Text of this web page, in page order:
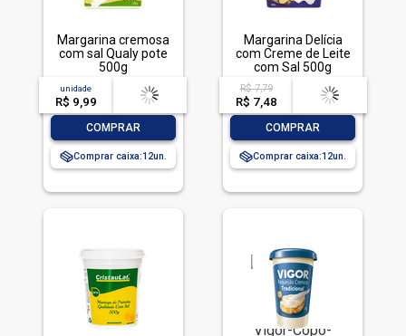
Margarina cremosa
com sal Qualy pote
500g
unidade
R$ 9,99
acima de
-- --,--un.
COMPRAR
Comprar caixa:12
Margarina Delícia
com Creme de Leite
com Sal 500g
R$ 7,79
R$ 7,48
acima de
-- --,--un.
COMPRAR
Comprar caixa:12